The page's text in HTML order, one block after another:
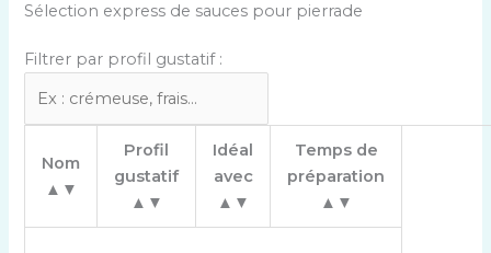
Sélection express de sauces pour pierrade
Filtrer par profil gustatif :
Nom
▲▼
Profil
gustatif
▲▼
Idéal
avec
▲▼
Temps de
préparation
▲▼